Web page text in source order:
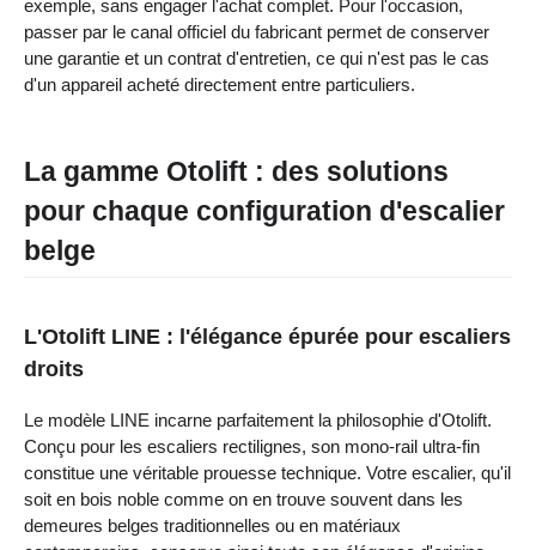
exemple, sans engager l'achat complet. Pour l'occasion,
passer par le canal officiel du fabricant permet de conserver
une garantie et un contrat d'entretien, ce qui n'est pas le cas
d'un appareil acheté directement entre particuliers.
La gamme Otolift : des solutions
pour chaque configuration d'escalier
belge
L'Otolift LINE : l'élégance épurée pour escaliers
droits
Le modèle LINE incarne parfaitement la philosophie d'Otolift.
Conçu pour les escaliers rectilignes, son mono-rail ultra-fin
constitue une véritable prouesse technique. Votre escalier, qu'il
soit en bois noble comme on en trouve souvent dans les
demeures belges traditionnelles ou en matériaux